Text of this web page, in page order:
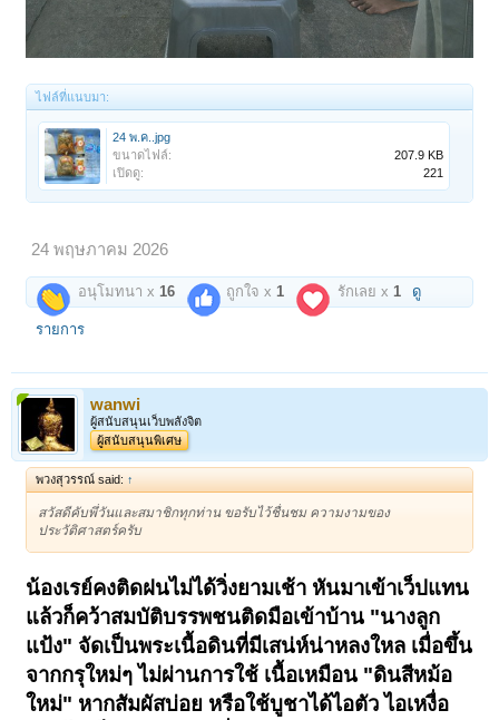
ไฟล์ที่แนบมา:
24 พ.ค..jpg
ขนาดไฟล์:
207.9 KB
เปิดดู:
221
24 พฤษภาคม 2026
อนุโมทนา x16 ถูกใจ x1 รักเลย x1 ดู
รายการ
wanwi
ผู้สนับสนุนเว็บพลังจิต
ผู้สนับสนุนพิเศษ
พวงสุวรรณ์ said: ↑
สวัสดีคับพึ่วันและสมาชิกทุกท่าน ขอรับไว้ชื่นชม ความงามของ
ประวัติศาสตร์ครับ
น้องเรย์คงติดฝนไม่ได้วิ่งยามเช้า หันมาเข้าเว็ปแทน
แล้วก็คว้าสมบัติบรรพชนติดมือเข้าบ้าน "นางลูก
แป้ง" จัดเป็นพระเนื้อดินที่มีเสน่ห์น่าหลงใหล เมื่อขึ้น
จากกรุใหม่ๆ ไม่ผ่านการใช้ เนื้อเหมือน "ดินสีหม้อ
ใหม่" หากสัมผัสบ่อย หรือใช้บูชาได้ไอตัว ไอเหงื่อ